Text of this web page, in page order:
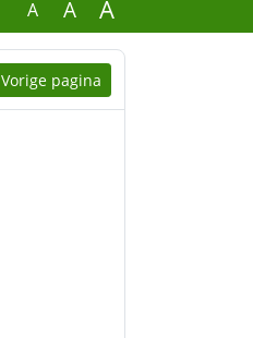
A A A
Vorige pagina